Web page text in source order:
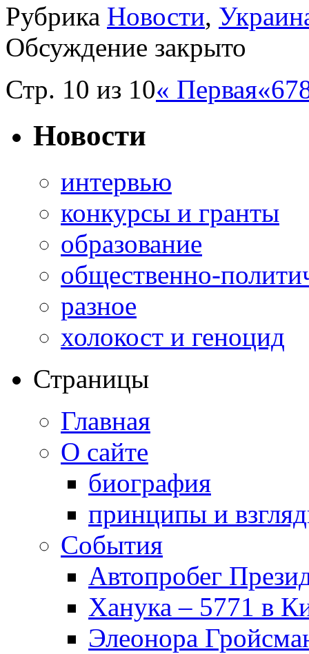
Рубрика Новости,
Обсуждение закрыто
Стр. 10 из 10« Первая«67
Новости
интервью
конкурсы и гранты
образование
общественно-
разное
холокост и геноцид
Страницы
Главная
О сайте
биография
принципы и
События
Автопробег
Ханука – 5771 в
Элеонора